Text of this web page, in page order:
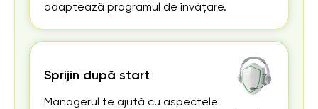
adaptează programul de învățare.
Sprijin după start
Managerul te ajută cu aspectele